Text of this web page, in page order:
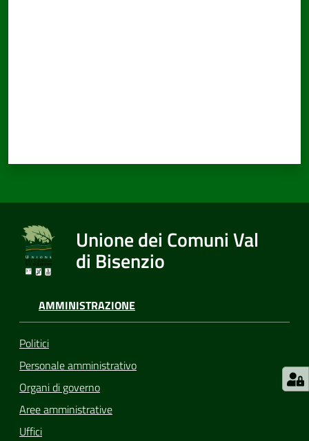
Unione dei Comuni Val
di Bisenzio
AMMINISTRAZIONE
Politici
Personale amministrativo
Organi di governo
Aree amministrative
Uffici